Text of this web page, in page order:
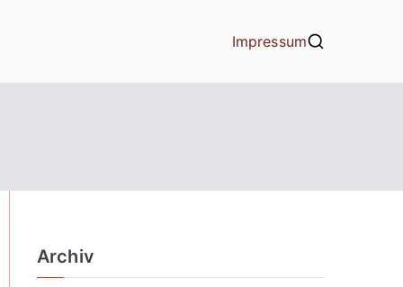
Impressum
Archiv